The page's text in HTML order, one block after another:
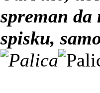
spreman da
spisku,